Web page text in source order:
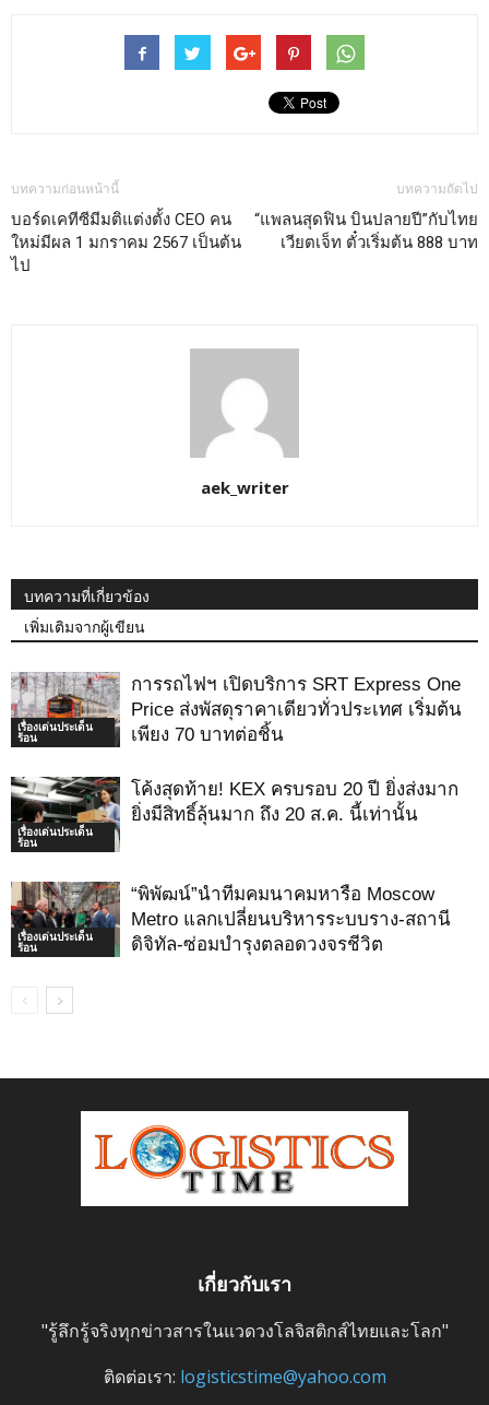
บทความก่อนหน้านี้
บอร์ดเคทีซีมีมติแต่งตั้ง CEO คน
ใหม่มีผล 1 มกราคม 2567 เป็นต้น
ไป
บทความถัดไป
“แพลนสุดฟิน บินปลายปี”กับไทย
เวียตเจ็ท ตั๋วเริ่มต้น 888 บาท
aek_writer
บทความที่เกี่ยวข้อง
เพิ่มเติมจากผู้เขียน
เรื่องเด่นประเด็น
ร้อน
การรถไฟฯ เปิดบริการ SRT Express One
Price ส่งพัสดุราคาเดียวทั่วประเทศ เริ่มต้น
เพียง 70 บาทต่อชิ้น
เรื่องเด่นประเด็น
ร้อน
โค้งสุดท้าย! KEX ครบรอบ 20 ปี ยิ่งส่งมาก
ยิ่งมีสิทธิ์ลุ้นมาก ถึง 20 ส.ค. นี้เท่านั้น
เรื่องเด่นประเด็น
ร้อน
“พิพัฒน์”นำทีมคมนาคมหารือ Moscow
Metro แลกเปลี่ยนบริหารระบบราง-สถานี
ดิจิทัล-ซ่อมบำรุงตลอดวงจรชีวิต
เกี่ยวกับเรา
"รู้ลึกรู้จริงทุกข่าวสารในแวดวงโลจิสติกส์ไทยและโลก"
ติดต่อเรา: logisticstime@yahoo.com